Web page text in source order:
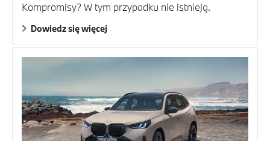
Kompromisy? W tym przypadku nie istnieją.
Dowiedz się więcej